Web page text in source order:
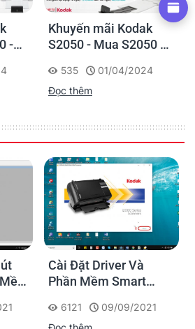
-
dự
2024
Máy quét thẻ & hộ
chiếu Ricoh fi-70f:
tưởng để sử dụng tại
quầy giao dịch
492
23/02/2024
Đọc thêm
Và
Smart
09/09/2021
Hướng dẫn cài
file PDF trên
4222